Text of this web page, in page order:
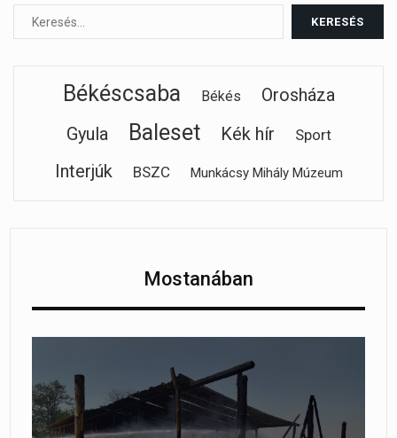
Békéscsaba Békés
Orosháza
Gyula
Baleset Kék hír Sport
Interjúk BSZC Munkácsy Mihály Múzeum
Mostanában